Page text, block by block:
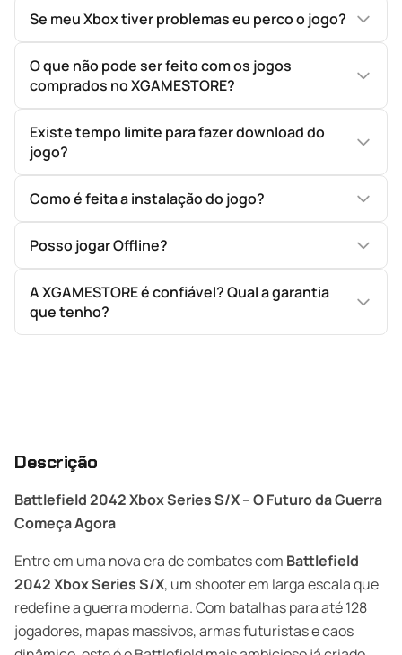
Se meu Xbox tiver problemas eu perco o jogo?
O que não pode ser feito com os jogos
comprados no XGAMESTORE?
Existe tempo limite para fazer download do
jogo?
Como é feita a instalação do jogo?
Posso jogar Offline?
A XGAMESTORE é confiável? Qual a garantia
que tenho?
Descrição
Battlefield 2042 Xbox Series S/X – O Futuro da Guerra
Começa Agora
Entre em uma nova era de combates com Battlefield
2042 Xbox Series S/X, um shooter em larga escala que
redefine a guerra moderna. Com batalhas para até 128
jogadores, mapas massivos, armas futuristas e caos